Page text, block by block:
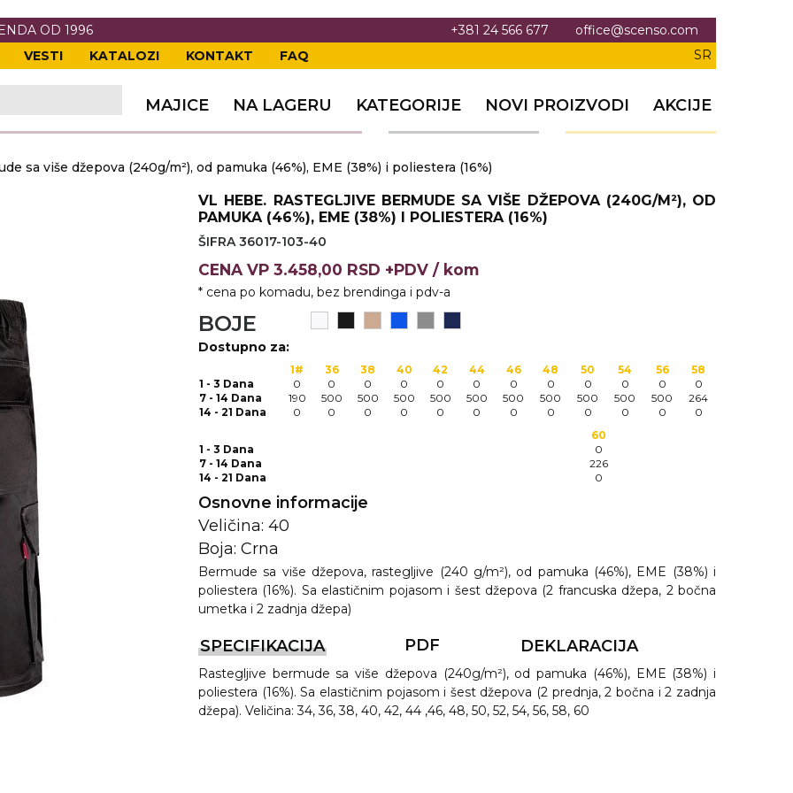
OD 1996 +381 24 566 677
office@scenso.com
VESTI KATALOZI KONTAKT FAQ SR
MAJICE NA LAGERU KATEGORIJE NOVI PROIZVODI AKCIJE
OPREMA
I PANOI
sa više džepova (240g/m²), od pamuka (46%), EME (38%) i poliestera (16%)
VL HEBE. RASTEGLJIVE BERMUDE SA VIŠE DŽEPOVA (240G/M²), OD
PAMUKA (46%), EME (38%) I POLIESTERA (16%)
ŠIFRA 36017-103-40
CENA VP 3.458,00 RSD +PDV / kom
* cena po komadu, bez brendinga i pdv-a
BOJE
Dostupno za:
1# 36 38 40 42 44 46 48 50 54 56
58
1 - 3 Dana
0 0 0 0 0 0 0 0 0 0 0
0
7 - 14 Dana
190 500 500 500 500 500 500 500 500 500 500
264
14 - 21 Dana
0 0 0 0 0 0 0 0 0 0 0
0
60
1 - 3 Dana
0
7 - 14 Dana
226
14 - 21 Dana
0
Osnovne informacije
Veličina: 40
Boja: Crna
Bermude sa više džepova, rastegljive (240 g/m²), od pamuka (46%), EME (38%) i
poliestera (16%). Sa elastičnim pojasom i šest džepova (2 francuska džepa, 2 bočna
umetka i 2 zadnja džepa)
SPECIFIKACIJA PDF DEKLARACIJA
Rastegljive bermude sa više džepova (240g/m²), od pamuka (46%), EME (38%) i
poliestera (16%). Sa elastičnim pojasom i šest džepova (2 prednja, 2 bočna i 2 zadnja
džepa). Veličina: 34, 36, 38, 40, 42, 44 ,46, 48, 50, 52, 54, 56, 58, 60